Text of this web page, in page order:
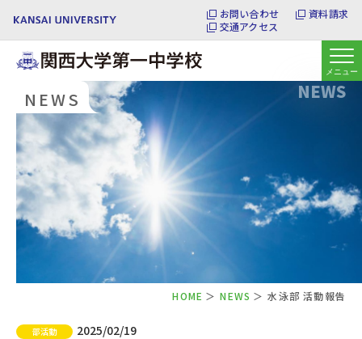
お問い合わせ
資料請求
交通アクセス
NEWS
NEWS
HOME NEWS 水泳部 活動報告
部活動 2025/02/19